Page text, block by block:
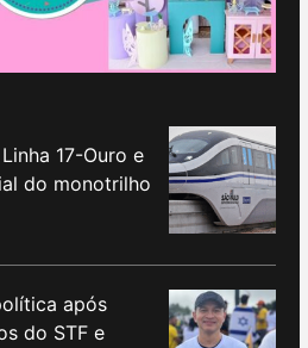
17-Ouro e
do monotrilho
após
do STF e